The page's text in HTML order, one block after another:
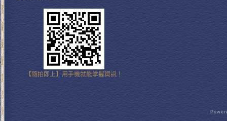
【隨拍即上】用手機就能掌握資訊！